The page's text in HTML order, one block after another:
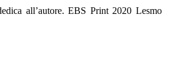
all’autore. EBS Print 2020 Lesmo